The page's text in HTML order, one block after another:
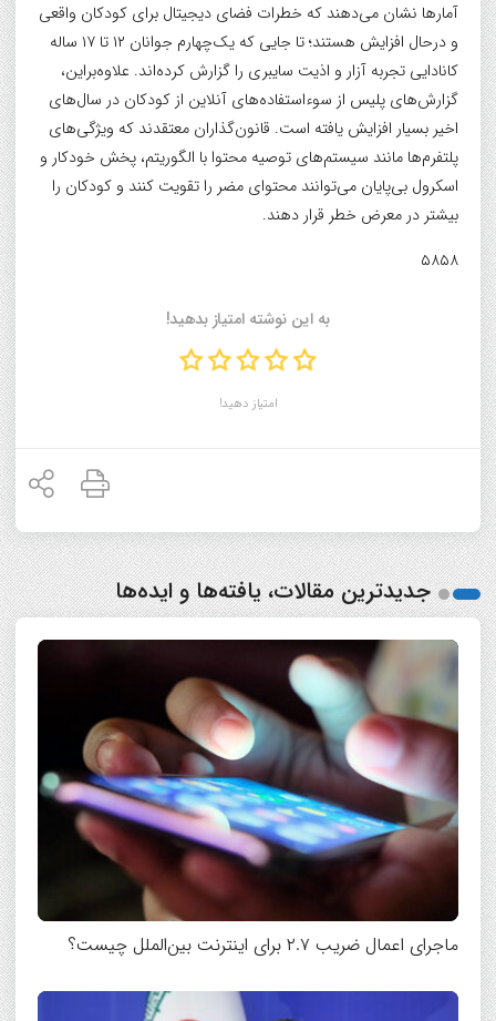
آمارها نشان می‌دهند که خطرات فضای دیجیتال برای کودکان واقعی
و درحال افزایش هستند؛ تا جایی که یک‌چهارم جوانان ۱۲ تا ۱۷ ساله
کانادایی تجربه آزار و اذیت سایبری را گزارش کرده‌اند. علاوه‌براین،
گزارش‌های پلیس از سوءاستفاده‌های آنلاین از کودکان در سال‌های
اخیر بسیار افزایش یافته است. قانون‌گذاران معتقدند که ویژگی‌های
پلتفرم‌ها مانند سیستم‌های توصیه محتوا با الگوریتم، پخش خودکار و
اسکرول بی‌پایان می‌توانند محتوای مضر را تقویت کنند و کودکان را
بیشتر در معرض خطر قرار دهند.
۵۸۵۸
به این نوشته امتیاز بدهید!
امتیاز دهید!
جدیدترین مقالات، یافته‌ها و ایده‌ها
ماجرای اعمال ضریب ۲.۷ برای اینترنت بین‌الملل چیست؟